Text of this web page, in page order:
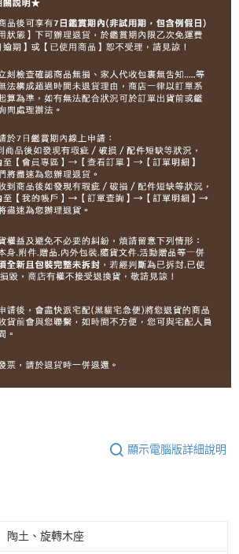
顯示電腦版詳細說明
陶土、旋轉木座